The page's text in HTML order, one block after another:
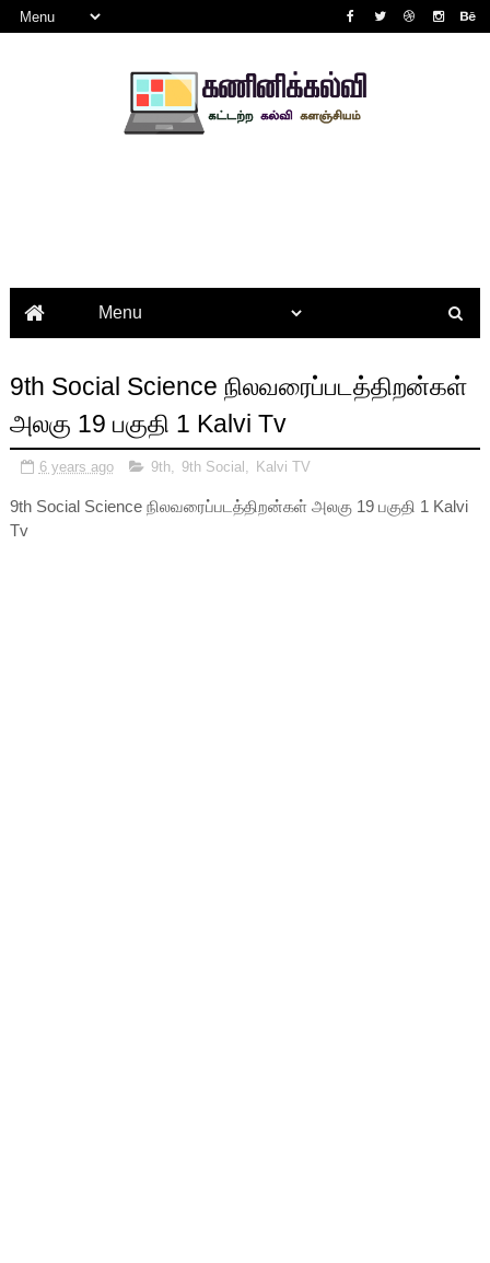
9th Social Science நிலவரைப்படத்திறன்கள்
அலகு 19 பகுதி 1 Kalvi Tv
6 years ago 9th, 9th Social Kalvi TV
9th Social Science நிலவரைப்படத்திறன்கள் அலகு 19 பகுதி 1 Kalvi
Tv